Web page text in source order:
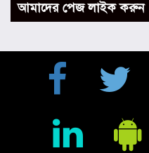
ঢাকা মেডিকেলকে গবেষণা,
প্রতিষ্ঠানে রূপান্তরের আহ্বান ডা.
মুক্তিযুদ্ধে ইস্ট বেঙ্গল
অবিচ্ছেদ্য অধ্যায়: স্পিকার
শিক্ষা প্রতিষ্ঠান জ্ঞানের
বায়েজিদ বোস্তামী থানার
আমাদের পেজ লাইক করুন